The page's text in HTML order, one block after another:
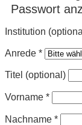
Passwort
Institution
Anrede *
Titel (optional)
Vorname *
Nachname *